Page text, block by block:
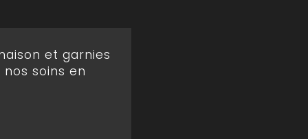
et garnies
soins en